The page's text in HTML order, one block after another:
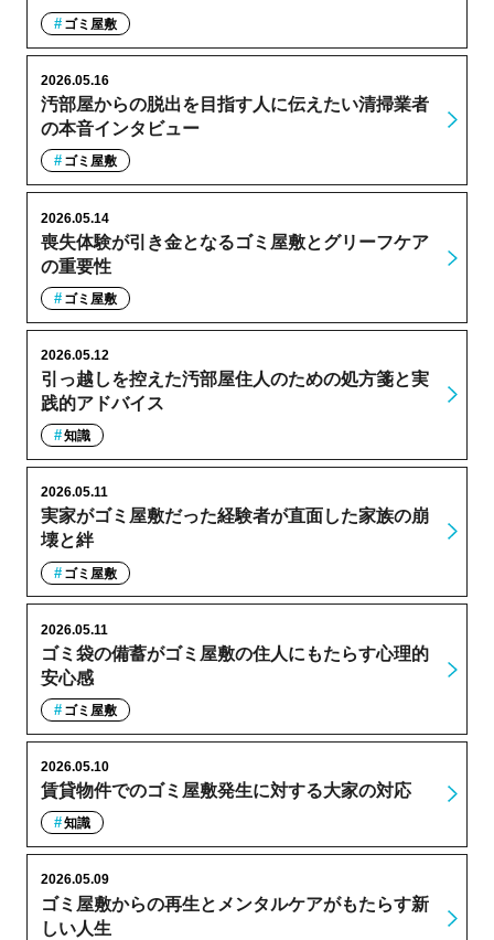
ゴミ屋敷
汚部屋からの脱出を目指す人に伝えたい清掃業者
の本音インタビュー
2026.05.16
ゴミ屋敷
喪失体験が引き金となるゴミ屋敷とグリーフケア
の重要性
2026.05.14
ゴミ屋敷
引っ越しを控えた汚部屋住人のための処方箋と実
践的アドバイス
2026.05.12
知識
実家がゴミ屋敷だった経験者が直面した家族の崩
壊と絆
2026.05.11
ゴミ屋敷
ゴミ袋の備蓄がゴミ屋敷の住人にもたらす心理的
安心感
2026.05.11
ゴミ屋敷
賃貸物件でのゴミ屋敷発生に対する大家の対応
2026.05.10
知識
ゴミ屋敷からの再生とメンタルケアがもたらす新
しい人生
2026.05.09